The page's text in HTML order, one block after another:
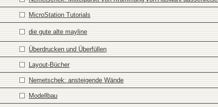
MicroStation Tutorials
die gute alte mayline
Überdrucken und Überfüllen
Layout-Bücher
Nemetschek: ansteigende Wände
Modellbau